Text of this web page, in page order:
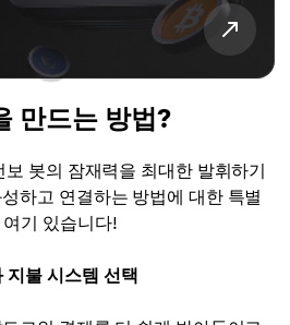
만드는 방법?
봇의 잠재력을 최대한 발휘하기
하고 연결하는 방법에 대한 특별
기 있습니다!
지불 시스템 선택